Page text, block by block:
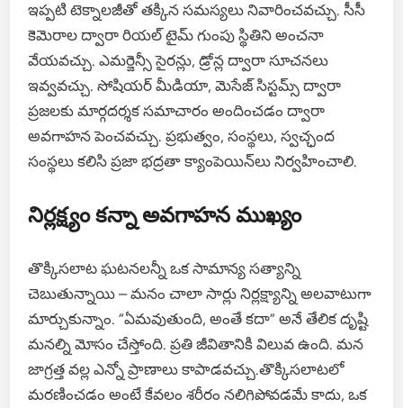
ఇప్పటి టెక్నాలజీతో తక్కిన సమస్యలు నివారించవచ్చు. సీసీ
కెమెరాల ద్వారా రియల్ టైమ్ గుంపు స్థితిని అంచనా
వేయవచ్చు. ఎమర్జెన్సీ సైరన్లు, డ్రోన్ల ద్వారా సూచనలు
ఇవ్వవచ్చు. సోషియర్ మీడియా, మెసేజ్ సిస్టమ్స్ ద్వారా
ప్రజలకు మార్గదర్శక సమాచారం అందించడం ద్వారా
అవగాహన పెంచవచ్చు. ప్రభుత్వం, సంస్థలు, స్వచ్ఛంద
సంస్థలు కలిసి ప్రజా భద్రతా క్యాంపెయిన్‌లు నిర్వహించాలి.
నిర్లక్ష్యం కన్నా అవగాహన ముఖ్యం
తొక్కిసలాట ఘటనలన్నీ ఒక సామాన్య సత్యాన్ని
చెబుతున్నాయి – మనం చాలా సార్లు నిర్లక్ష్యాన్ని అలవాటుగా
మార్చుకున్నాం. “ఏమవుతుంది, అంతే కదా” అనే తేలిక దృష్టి
మనల్ని మోసం చేస్తోంది. ప్రతి జీవితానికి విలువ ఉంది. మన
జాగ్రత్త వల్ల ఎన్నో ప్రాణాలు కాపాడవచ్చు.తొక్కిసలాటలో
మరణించడం అంటే కేవలం శరీరం నలిగిపోవడమే కాదు, ఒక